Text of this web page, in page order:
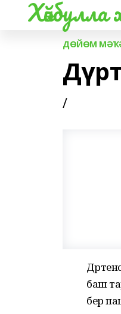
Хәйбулла
ДӨЙӨМ
/
баш
бер